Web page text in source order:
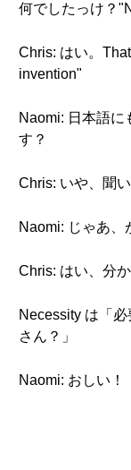
何でしたっけ？
Chris: はい。
invention"
Naomi: 日本語に
す？
Chris: いや、聞
Naomi: じゃあ、
Chris: はい、分か
Necessity は「
さん？」
Naomi: おしい！